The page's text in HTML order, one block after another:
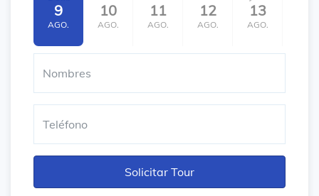
9
AGO.
10
AGO.
11
AGO.
12
AGO.
13
AGO.